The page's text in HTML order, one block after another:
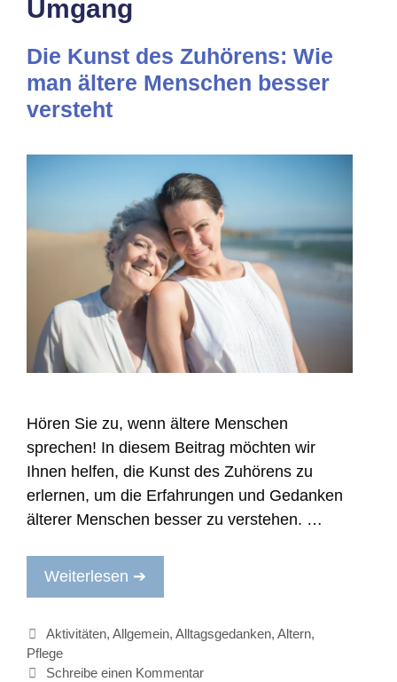
Umgang
Die Kunst des Zuhörens: Wie
man ältere Menschen besser
versteht
Hören Sie zu, wenn ältere Menschen
sprechen! In diesem Beitrag möchten wir
Ihnen helfen, die Kunst des Zuhörens zu
erlernen, um die Erfahrungen und Gedanken
älterer Menschen besser zu verstehen. …
Weiterlesen ➔
Kategorien
Aktivitäten,Allgemein,Alltagsgedanken,Altern,
Pflege
Schreibe einen Kommentar